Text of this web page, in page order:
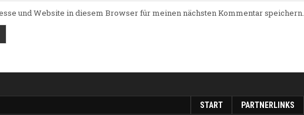
und Website in diesem Browser für meinen nächsten Kommentar speichern.
START PARTNERLINKS